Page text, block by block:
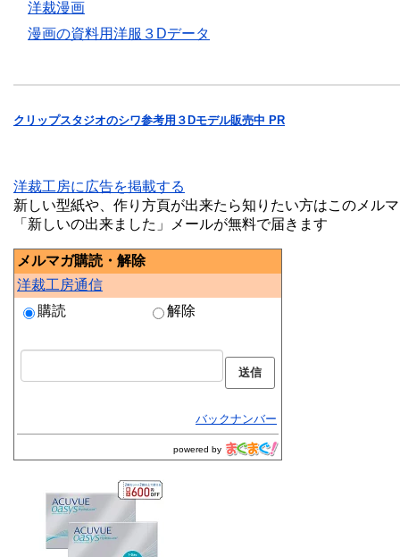
洋裁漫画
漫画の資料用洋服３Dデータ
クリップスタジオのシワ参考用３Dモデル販売中 PR
洋裁工房に広告を掲載する
新しい型紙や、作り方頁が出来たら知りたい方はこのメル
「新しいの出来ました」メールが無料で届きます
メルマガ購読・解除
洋裁工房通信
購読
解除
バックナンバー
powered by